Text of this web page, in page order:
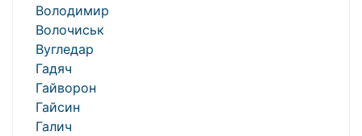
Володимир
Волочиськ
Вугледар
Гадяч
Гайворон
Гайсин
Галич